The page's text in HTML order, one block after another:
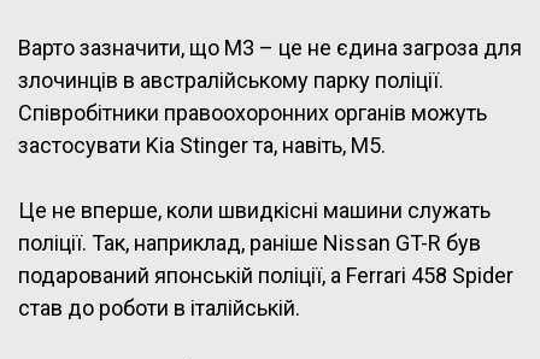
Варто зазначити, що M3 – це не єдина загроза для
злочинців в австралійському парку поліції.
Співробітники правоохоронних органів можуть
застосувати Kia Stinger та, навіть, M5.
Це не вперше, коли швидкісні машини служать
поліції. Так, наприклад, раніше Nissan GT-R був
подарований японській поліції, а Ferrari 458 Spider
став до роботи в італійській.